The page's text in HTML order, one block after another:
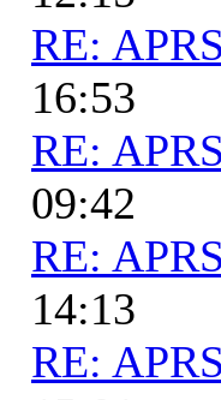
RE:
16:53
RE:
09:42
RE:
14:13
RE: